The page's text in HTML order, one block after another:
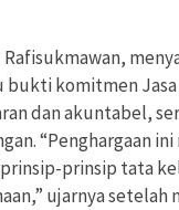
bukti komitmen
dan akuntabel,
“Penghargaan
prinsip tata
ujarnya setelah